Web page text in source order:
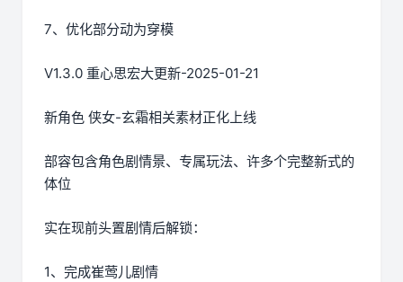
7、优化部分动为穿模
V1.3.0 重心思宏大更新-2025-01-21
新角色 侠女-玄霜相关素材正化上线
部容包含角色剧情景、专属玩法、许多个完整新式的
体位
实在现前头置剧情后解锁：
1、完成崔莺儿剧情